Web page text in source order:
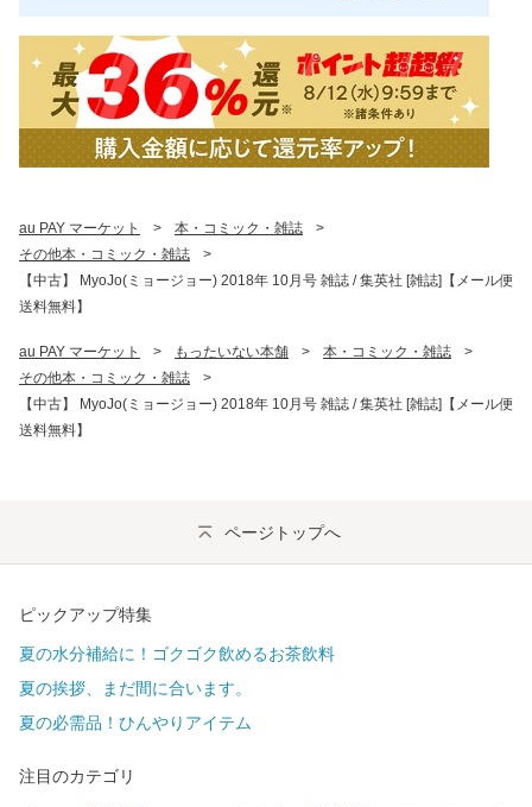
au PAY マーケット > 本・コミック・雑誌
>
その他本・コミック・雑誌
>
【中古】 MyoJo(ミョージョー) 2018年 10月号 雑誌 / 集英社 [雑誌]【メール便
送料無料】
au PAY マーケット > もったいない本舗 > 本・コミック・雑誌
>
その他本・コミック・雑誌
>
【中古】 MyoJo(ミョージョー) 2018年 10月号 雑誌 / 集英社 [雑誌]【メール便
送料無料】
ページトップへ
ピックアップ特集
夏の水分補給に！ゴクゴク飲めるお茶飲料
夏の挨拶、まだ間に合います。
夏の必需品！ひんやりアイテム
注目のカテゴリ